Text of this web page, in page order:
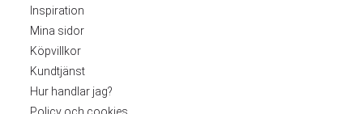
Inspiration
Mina sidor
Köpvillkor
Kundtjänst
Hur handlar jag?